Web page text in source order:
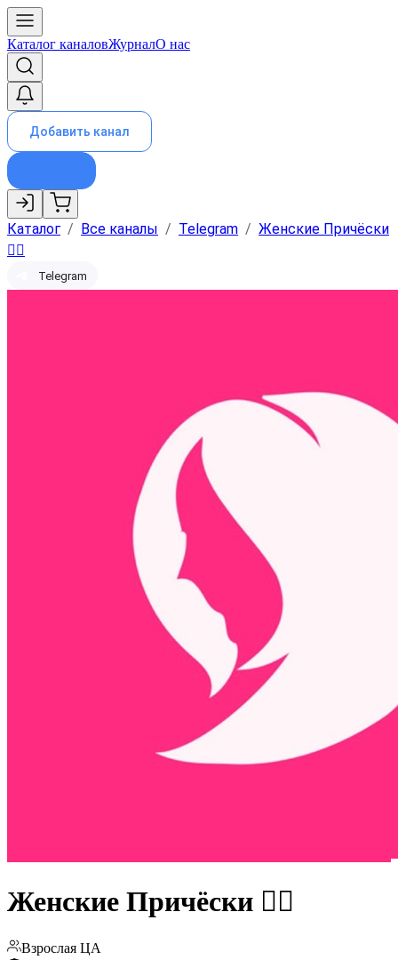
Каталог каналовЖурналО нас
Добавить канал
Каталог / Все каналы / Telegram / Женские Причёски
💇‍♀️
Telegram
Женские Причёски 💇‍♀️
Взрослая ЦА